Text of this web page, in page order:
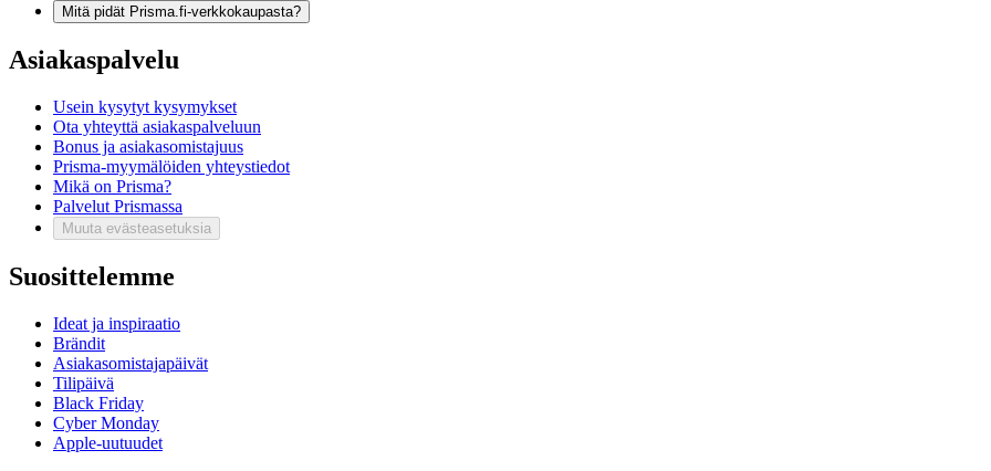
Mitä pidät Prisma.fi-verkkokaupasta?
Asiakaspalvelu
Usein kysytyt kysymykset
Ota yhteyttä asiakaspalveluun
Bonus ja asiakasomistajuus
Prisma-myymälöiden yhteystiedot
Mikä on Prisma?
Palvelut Prismassa
Muuta evästeasetuksia
Suosittelemme
Ideat ja inspiraatio
Brändit
Asiakasomistajapäivät
Tilipäivä
Black Friday
Cyber Monday
Apple-uutuudet